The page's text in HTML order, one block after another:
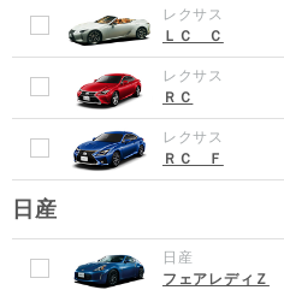
レクサス
ＬＣ Ｃ
レクサス
ＲＣ
レクサス
ＲＣ Ｆ
日産
日産
フェアレディＺ